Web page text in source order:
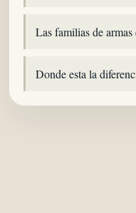
Las familias de
Donde esta la